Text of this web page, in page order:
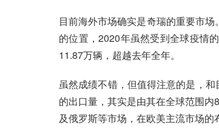
目前海外市场确实是奇瑞的重要市
的位置，2020年虽然受到全球疫情
11.87万辆，超越去年全年。
虽然成绩不错，但值得注意的是，
的出口量，其实是由其在全球范围
及俄罗斯等市场，在欧美主流市场的